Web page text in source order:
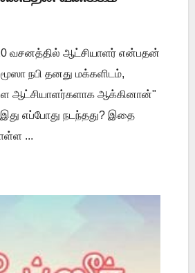
வசனத்தில் ஆட்சியாளர் என்பதன்
நபி தனது மக்களிடம்,
ஆட்சியாளர்களாக ஆக்கினான்"
இது எப்போது நடந்தது? இதை
...